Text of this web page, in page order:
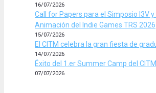
16/07/2026
Call for Papers para el Simposio I3V
Animación del Indie Games TRS 2026
15/07/2026
El CITM celebra la gran fiesta de
14/07/2026
Éxito del 1.er Summer Camp del CITM
07/07/2026